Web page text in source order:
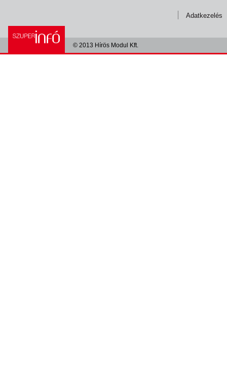
Adatkezelés
© 2013 Hírös Modul Kft.